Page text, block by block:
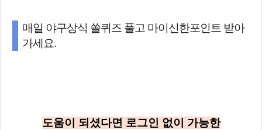
매일 야구상식 쏠퀴즈 풀고 마이신한포인트 받아
가세요.
도움이 되셨다면 로그인 없이 가능한